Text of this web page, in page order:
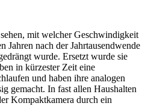
mit welcher Geschwindigkeit
Jahren nach der Jahrtausendwende
wurde. Ersetzt wurde sie
in kürzester Zeit eine
und haben ihre analogen
gemacht. In fast allen Haushalten
Kompaktkamera durch ein